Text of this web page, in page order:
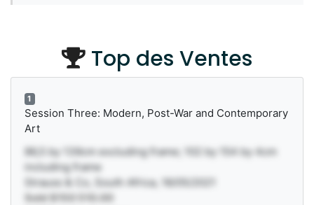
Top des Ventes
1
Session Three: Modern, Post-War and Contemporary
Art
86,5 by 139cm excluding frame; 102 by 154 by 4cm
including frame
Strauss & Co, South Africa, 18/05/2021
Sold $150 510.00